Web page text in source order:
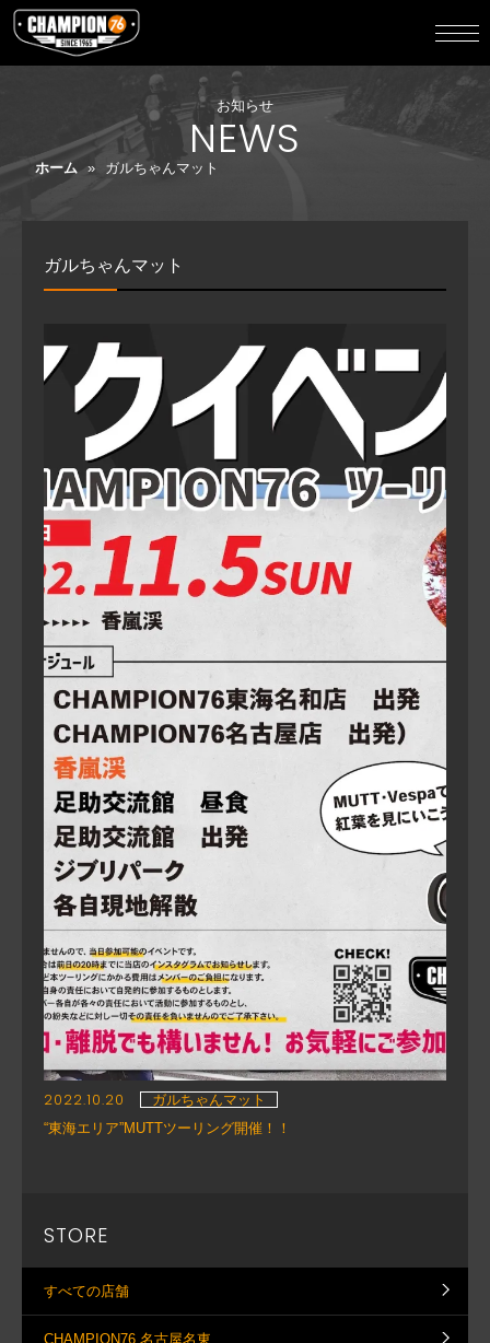
お知らせ
NEWS
ホーム » ガルちゃんマット
ガルちゃんマット
2022.10.20
ガルちゃんマット
“東海エリア”MUTTツーリング開催！！
STORE
すべての店舗
CHAMPION76 名古屋名東